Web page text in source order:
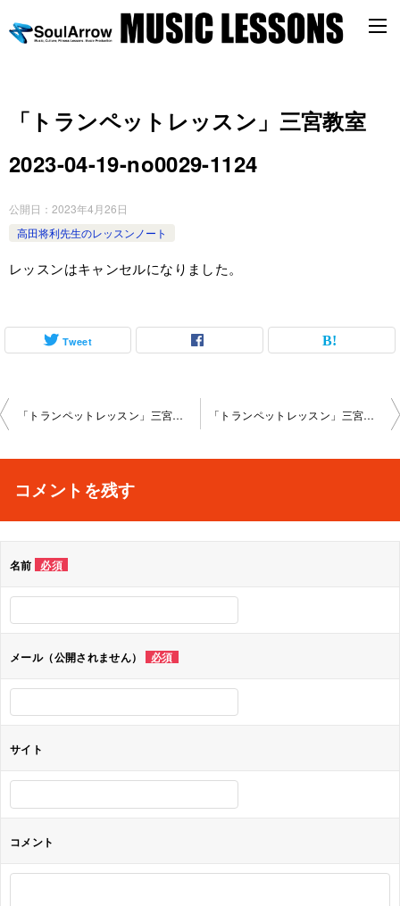
「トランペットレッスン」三宮教室
2023-04-19-no0029-1124
公開日： 2023年4月26日
高田将利先生のレッスンノート
レッスンはキャンセルになりました。
Tweet
投
ビ
シ
ョ
ン
「トランペットレッスン」三宮教室2023-04-26-no0029-1084 「トランペットレッスン」三宮教室2023-04-26-no0029-1124
コメントを残す
名前 必須
メール（公開されません） 必須
サイト
コメント